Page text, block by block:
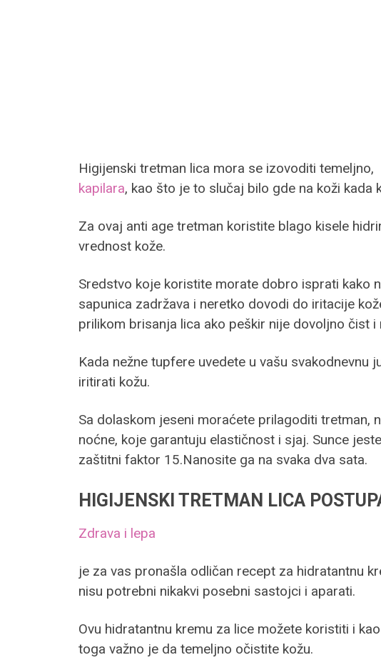
Higijenski tretman lica mora se izovoditi
kapilara, kao što je to slučaj bilo gde na koži kada
Za ovaj anti age tretman koristite blago kisele
vrednost kože.
Sredstvo koje koristite morate dobro isprati kako
sapunica zadržava i neretko dovodi do iritacije
prilikom brisanja lica ako peškir nije dovoljno čist
Kada nežne tupfere uvedete u vašu
iritirati kožu.
Sa dolaskom jeseni moraćete prilagoditi tretman,
noćne, koje garantuju elastičnost i sjaj. Sunce
zaštitni faktor 15.Nanosite ga na svaka dva sata.
HIGIJENSKI TRETMAN LICA
Zdrava i lepa
je za vas pronašla odličan recept za hidratantnu
nisu potrebni nikakvi posebni sastojci i aparati.
Ovu hidratantnu kremu za lice možete koristiti i kao
toga važno je da temeljno očistite kožu.